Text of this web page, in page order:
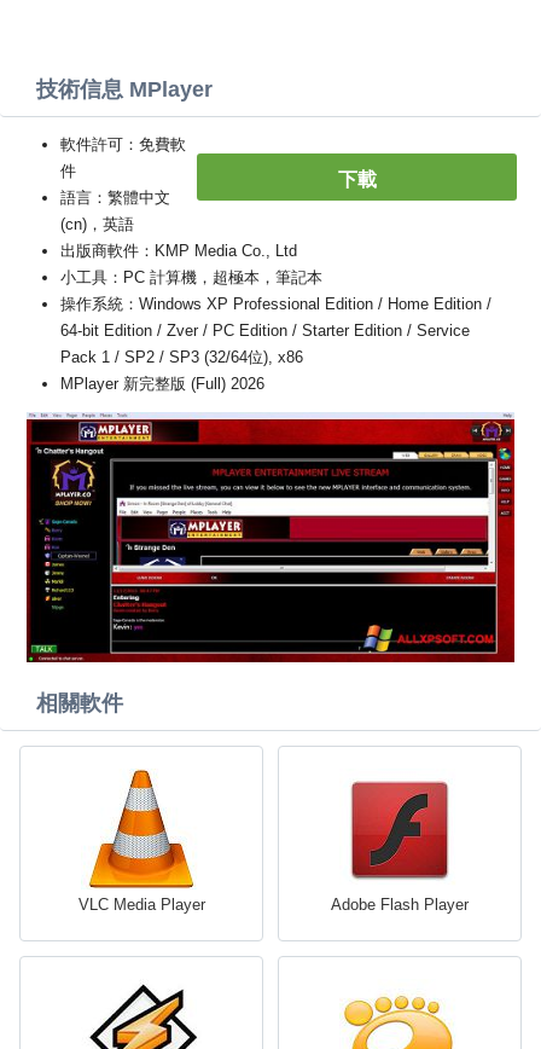
技術信息 MPlayer
下載
軟件許可：免費軟
件
語言：繁體中文
(cn)，英語
出版商軟件：KMP Media Co., Ltd
小工具：PC 計算機，超極本，筆記本
操作系統：Windows XP Professional Edition / Home Edition /
64-bit Edition / Zver / PC Edition / Starter Edition / Service
Pack 1 / SP2 / SP3 (32/64位), x86
MPlayer 新完整版 (Full) 2026
相關軟件
VLC Media Player Adobe Flash Player